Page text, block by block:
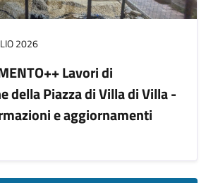
2026
Lavori di
della Piazza di Villa di Villa -
e aggiornamenti